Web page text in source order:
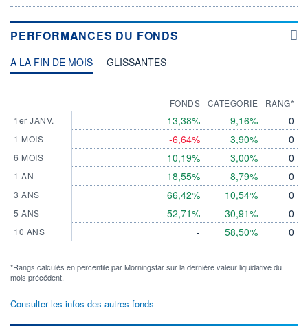
PERFORMANCES DU FONDS
A LA FIN DE MOIS GLISSANTES
1er JANV.
1 MOIS
6 MOIS
1 AN
3 ANS
5 ANS
10 ANS
FONDS
13,38%
-6,64%
10,19%
18,55%
66,42%
52,71%
-
CATEGORIE
9,16%
3,90%
3,00%
8,79%
10,54%
30,91%
58,50%
RANG*
0
0
0
0
0
0
0
*Rangs calculés en percentile par Morningstar sur la dernière valeur liquidative du
mois précédent.
Consulter les infos des autres fonds